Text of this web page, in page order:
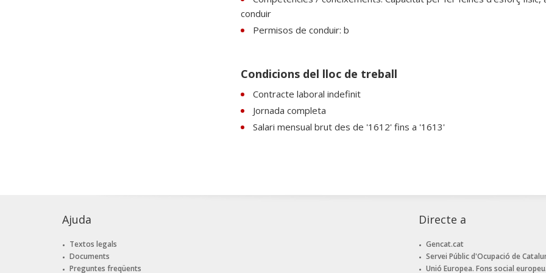
conduir
Permisos de conduir: b
Condicions del lloc de treball
Contracte laboral indefinit
Jornada completa
Salari mensual brut des de '1612' fins a '1613'
Ajuda
Textos legals
Documents
Preguntes freqüents
Directe a
Gencat.cat
Servei Públic d'Ocupació de
Unió Europea. Fons social europeu.